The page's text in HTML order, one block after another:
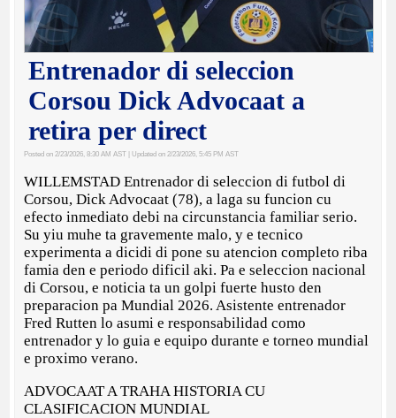
Entrenador di seleccion
Corsou Dick Advocaat a
retira per direct
Posted on 2/23/2026, 8:30 AM AST | Updated on 2/23/2026, 5:45 PM AST
WILLEMSTAD Entrenador di seleccion di futbol di
Corsou, Dick Advocaat (78), a laga su funcion cu
efecto inmediato debi na circunstancia familiar serio.
Su yiu muhe ta gravemente malo, y e tecnico
experimenta a dicidi di pone su atencion completo riba
famia den e periodo dificil aki. Pa e seleccion nacional
di Corsou, e noticia ta un golpi fuerte husto den
preparacion pa Mundial 2026. Asistente entrenador
Fred Rutten lo asumi e responsabilidad como
entrenador y lo guia e equipo durante e torneo mundial
e proximo verano.
ADVOCAAT A TRAHA HISTORIA CU
CLASIFICACION MUNDIAL